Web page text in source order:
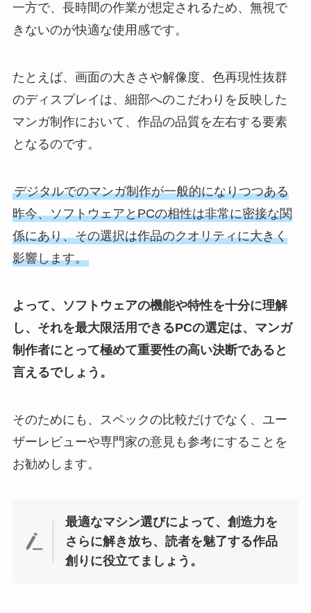
一方で、長時間の作業が想定されるため、無視で
きないのが快適な使用感です。
たとえば、画面の大きさや解像度、色再現性抜群
のディスプレイは、細部へのこだわりを反映した
マンガ制作において、作品の品質を左右する要素
となるのです。
デジタルでのマンガ制作が一般的になりつつある
昨今、ソフトウェアとPCの相性は非常に密接な関
係にあり、その選択は作品のクオリティに大きく
影響します。
よって、ソフトウェアの機能や特性を十分に理解
し、それを最大限活用できるPCの選定は、マンガ
制作者にとって極めて重要性の高い決断であると
言えるでしょう。
そのためにも、スペックの比較だけでなく、ユー
ザーレビューや専門家の意見も参考にすることを
お勧めします。
最適なマシン選びによって、創造力を
さらに解き放ち、読者を魅了する作品
創りに役立てましょう。